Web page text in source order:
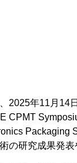
2025年11月14
CPMT
Packaging
の研究成果発